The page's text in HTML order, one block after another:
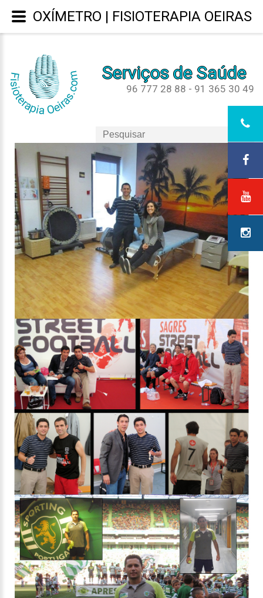
Serviços de Saúde
96 777 28 88 - 91 365 30 49
OXÍMETRO | FISIOTERAPIA OEIRAS